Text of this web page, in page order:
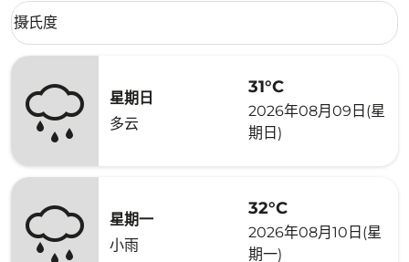
Weather unit option 摄氏度 Selected
摄氏度
keyboard_arrow_down
星期日
多云
31°C
2026年08月09日(星
期日)
星期一
小雨
32°C
2026年08月10日(星
期一)